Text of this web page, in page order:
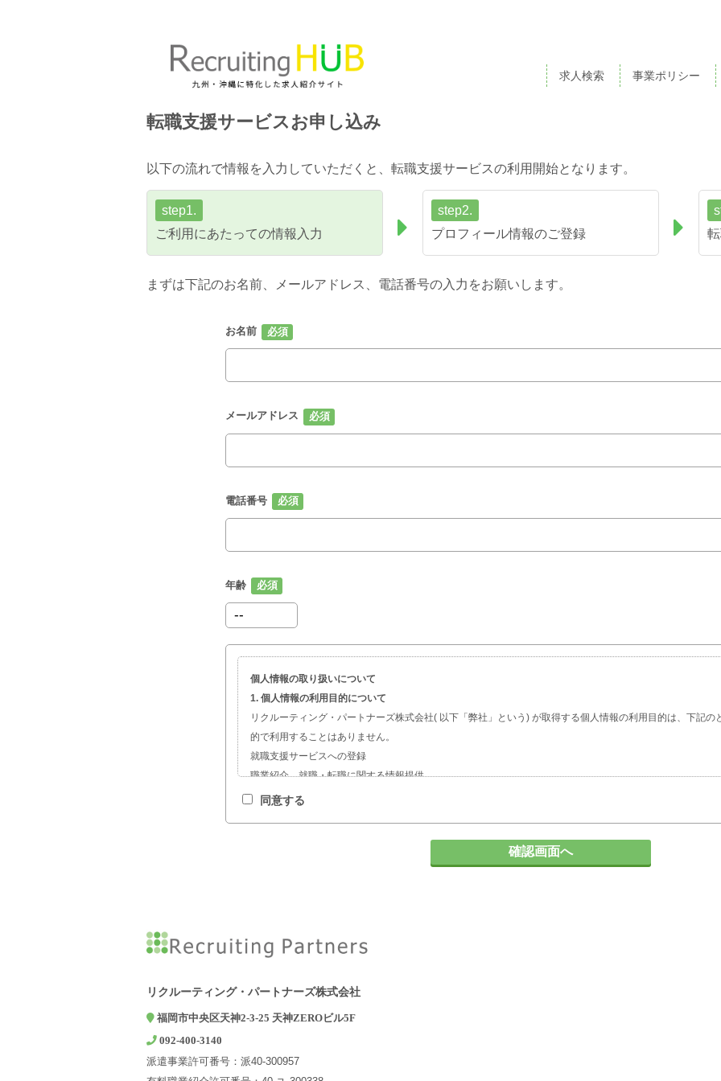
求人検索 事業ポリシー
転職支援サービスお申し込み
以下の流れで情報を入力していただくと、転職支援サービスの利用開始となります。
step1.
ご利用にあたっての情報入力
step2.
プロフィール情報のご登録
まずは下記のお名前、メールアドレス、電話番号の入力をお願いします。
お名前
メールアドレス
電話番号
年齢
個人情報の取り扱いについて
1. 個人情報の利用目的について
リクルーティング・パートナーズ株式会社( 以下「弊社」という) が取得する個人情報の利用目的は、下記の
的で利用することはありません。
就職支援サービスへの登録
職業紹介、就職・転職に関する情報提供
サービスの開発および求人企業の人材採用計画やマーケティング活動
弊社は、ご本人の同意がある場合、個人情報の保護に関する法律及びJISQ：15001などの法令等で認められ
4. 個人情報の開示等の請求について
求に応じております。上記事項を請求される場合は、当社「個人情報窓口」までお知らせください。
個人情報の弊社への提供は、ご本人の任意ですが、弊社に必要な情報が提供されない場合、【個人情報の利
6. 個人情報に関するお問い合せ先
同意する
リクルーティング・パートナーズ株式会社
福岡市中央区天神2-3-25 天神ZEROビル5F
092-400-3140
派遣事業許可番号：派40-300957